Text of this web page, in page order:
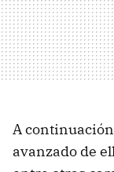
A
avanzado de